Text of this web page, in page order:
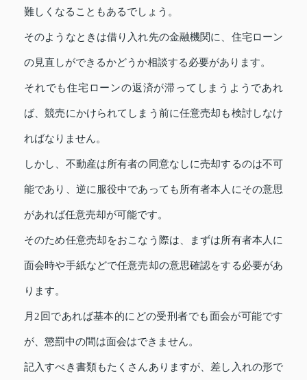
難しくなることもあるでしょう。
そのようなときは借り入れ先の金融機関に、住宅ローン
の見直しができるかどうか相談する必要があります。
それでも住宅ローンの返済が滞ってしまうようであれ
ば、競売にかけられてしまう前に任意売却も検討しなけ
ればなりません。
しかし、不動産は所有者の同意なしに売却するのは不可
能であり、逆に服役中であっても所有者本人にその意思
があれば任意売却が可能です。
そのため任意売却をおこなう際は、まずは所有者本人に
面会時や手紙などで任意売却の意思確認をする必要があ
ります。
月2回であれば基本的にどの受刑者でも面会が可能です
が、懲罰中の間は面会はできません。
記入すべき書類もたくさんありますが、差し入れの形で